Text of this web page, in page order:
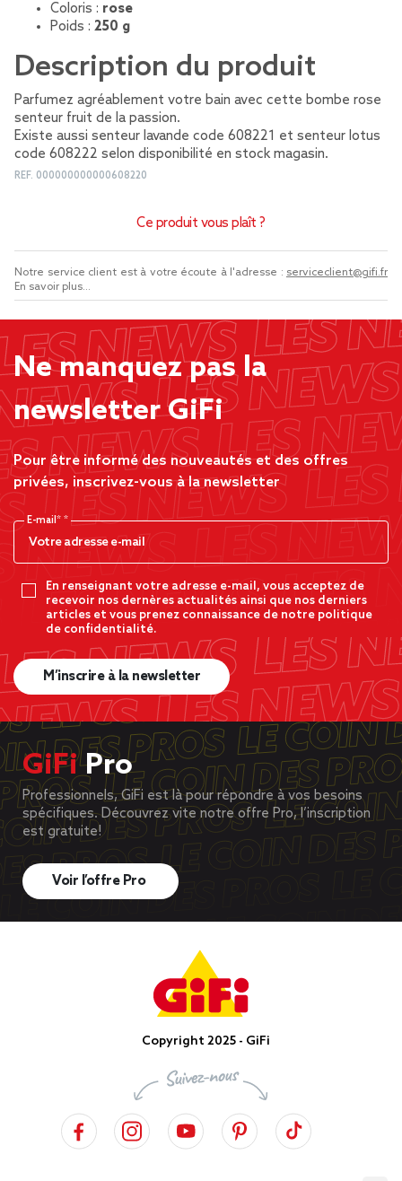
Coloris : rose
Poids : 250 g
Description du produit
Parfumez agréablement votre bain avec cette bombe rose
senteur fruit de la passion.
Existe aussi senteur lavande code 608221 et senteur lotus
code 608222 selon disponibilité en stock magasin.
REF. 000000000000608220
Ce produit vous plaît ?
Notre service client est à votre écoute à l'adresse : serviceclient@gifi.fr
En savoir plus...
Ne manquez pas la
newsletter GiFi
Pour être informé des nouveautés et des offres
privées, inscrivez-vous à la newsletter
E-mail*
En renseignant votre adresse e-mail, vous acceptez de
recevoir nos dernères actualités ainsi que nos derniers
articles et vous prenez connaissance de notre politique
de confidentialité.
M’inscrire à la newsletter
GiFiPro
Professionnels, GiFi est là pour répondre à vos besoins
spécifiques. Découvrez vite notre offre Pro, l’inscription
est gratuite!
Voir l’offre Pro
Copyright 2025 - GiFi